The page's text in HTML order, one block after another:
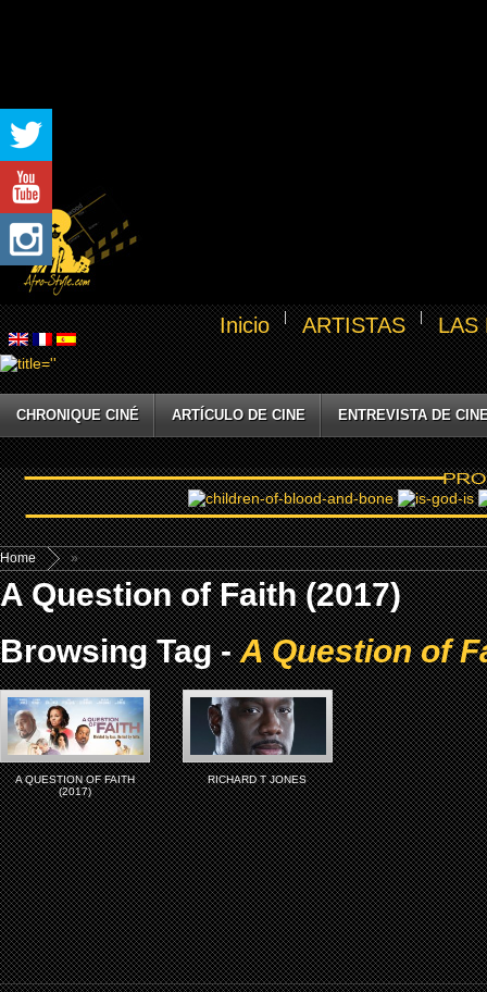
Inicio ARTISTAS LAS
CHRONIQUE CINÉ ARTÍCULO DE CINE ENTREVISTA DE
Home »
A Question of Faith (2017)
Browsing Tag -A Question of
A QUESTION OF FAITH
(2017)
RICHARD T JONES